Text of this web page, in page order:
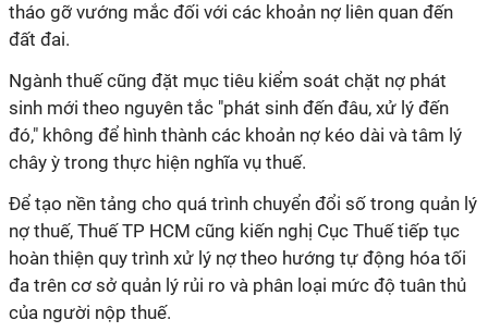
tháo gỡ vướng mắc đối với các khoản nợ liên quan đến
đất đai.
Ngành thuế cũng đặt mục tiêu kiểm soát chặt nợ phát
sinh mới theo nguyên tắc "phát sinh đến đâu, xử lý đến
đó," không để hình thành các khoản nợ kéo dài và tâm lý
chây ỳ trong thực hiện nghĩa vụ thuế.
Để tạo nền tảng cho quá trình chuyển đổi số trong quản lý
nợ thuế, Thuế TP HCM cũng kiến nghị Cục Thuế tiếp tục
hoàn thiện quy trình xử lý nợ theo hướng tự động hóa tối
đa trên cơ sở quản lý rủi ro và phân loại mức độ tuân thủ
của người nộp thuế.